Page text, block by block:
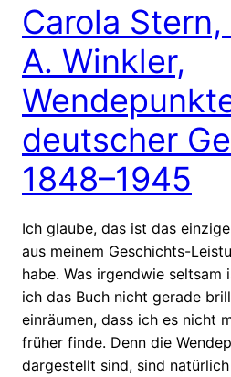
Carola
A. Winkler,
deutscher
1848–1945
Ich glaube, das ist das
aus meinem Geschichts-
habe. Was irgendwie seltsam
ich das Buch nicht gerade
einräumen, dass ich es nicht
früher finde. Denn die
dargestellt sind, sind